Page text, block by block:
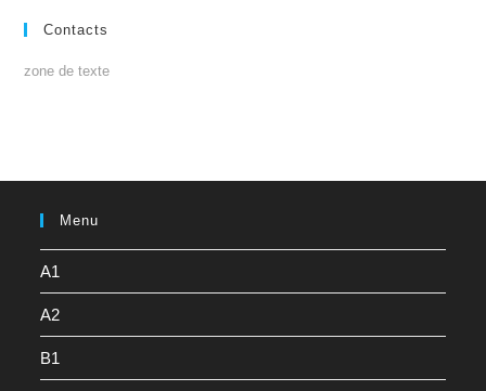
Contacts
zone de texte
Menu
A1
A2
B1